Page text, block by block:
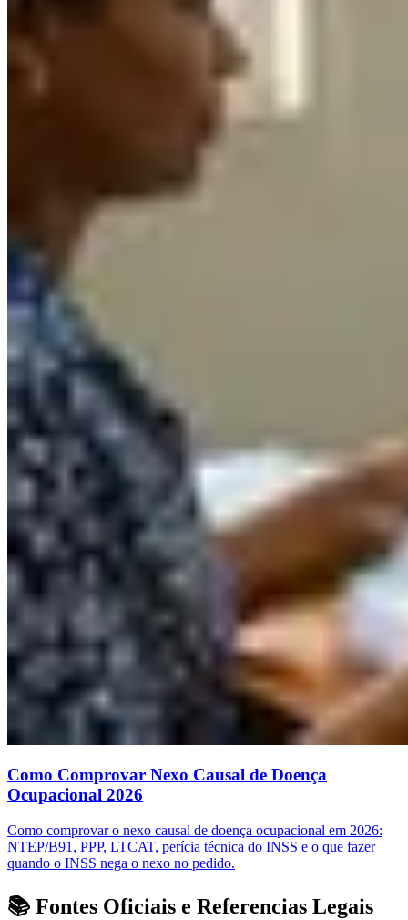
Como Comprovar Nexo Causal de Doença
Ocupacional 2026
Como comprovar o nexo causal de doença ocupacional em 2026:
NTEP/B91, PPP, LTCAT, perícia técnica do INSS e o que fazer
quando o INSS nega o nexo no pedido.
📚 Fontes Oficiais e Referencias Legais